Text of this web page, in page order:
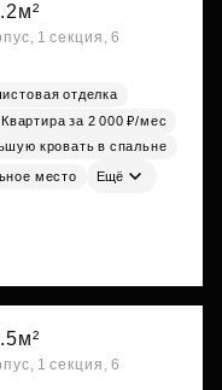
1 секция, 6
отделка
Квартира за 2 000 ₽/мес
кровать в спальне
место Ещё
1 секция, 6